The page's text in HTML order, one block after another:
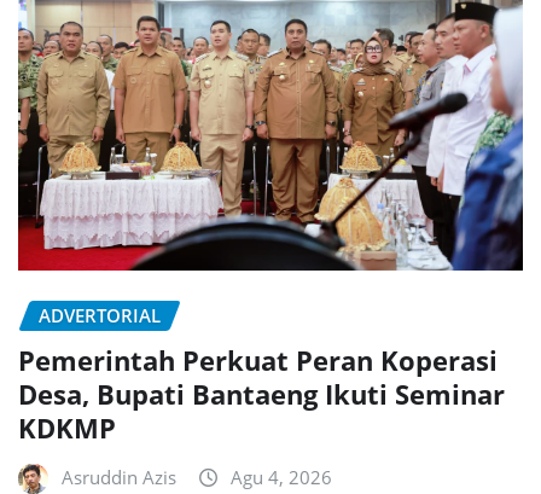
ADVERTORIAL
Pemerintah Perkuat Peran Koperasi
Desa, Bupati Bantaeng Ikuti Seminar
KDKMP
Asruddin Azis Agu 4, 2026